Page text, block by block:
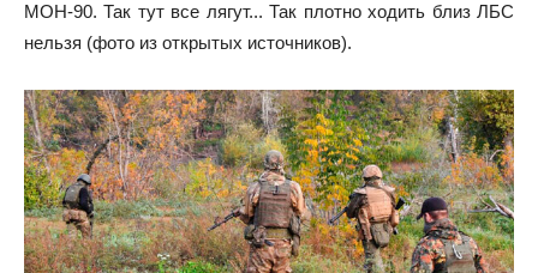
МОН-90. Так тут все лягут... Так плотно ходить близ ЛБС
нельзя (фото из открытых источников).